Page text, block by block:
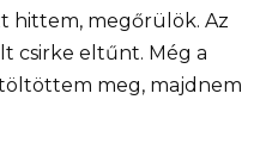
hittem, megőrülök. Az
csirke eltűnt. Még a
meg, majdnem